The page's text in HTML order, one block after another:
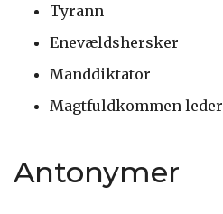
Tyrann
Enevældshersker
Manddiktator
Magtfuldkommen leder
Antonymer